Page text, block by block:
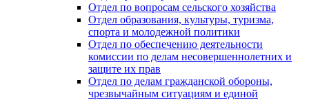
Отдел по вопросам сельского хозяйства
Отдел образования, культуры, туризма,
спорта и молодежной политики
Отдел по обеспечению деятельности
комиссии по делам несовершеннолетних и
защите их прав
Отдел по делам гражданской обороны,
чрезвычайным ситуациям и единой